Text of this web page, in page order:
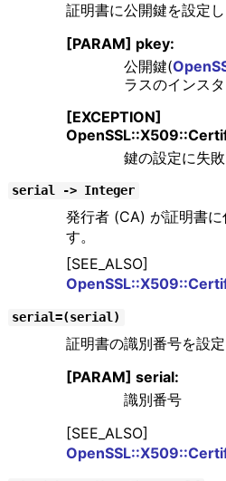
証明書に公開鍵を設定し
[PARAM] pkey:
公開鍵(
ラスのインス
[EXCEPTION]
鍵の設定に失
serial -> Integer
発行者 (CA) が証明書に
す。
[SEE_ALSO]
serial=(serial)
証明書の識別番号を設定
[PARAM] serial:
識別番号
[SEE_ALSO]